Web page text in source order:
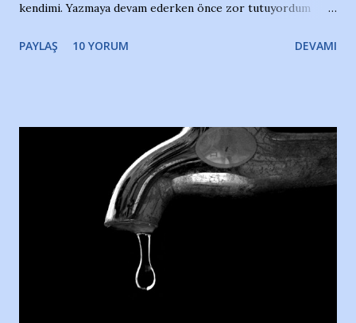
kendimi. Yazmaya devam ederken önce zor tutuyordum
Yazımı, ağlayarak bitirebildim ancak…Kendisinin web
Nesrin’in Hikayesi’ne başlıyorum… 1964 Adana Yüzme
havuzunun kenarında 7 yaşında kara kuru bir kız çocuğu
duruyor. Havuzun içinde Adana Demirspor Kulübü
yüzücüleri. Erkekler çoğunlukta. Küçük kız etrafına bakıyor.
Sadece 4 kız çocuğu var. Nesrin, Adana Demirspor’un 4
kızından biri oluyor o gün…Giriyor havuza. 1973 – 1975
Adana Nesrin, 16 yaşında. Yüzüyor. 7 yaşında girdiği
PAYLAŞ 10 YORUM DEVAMI